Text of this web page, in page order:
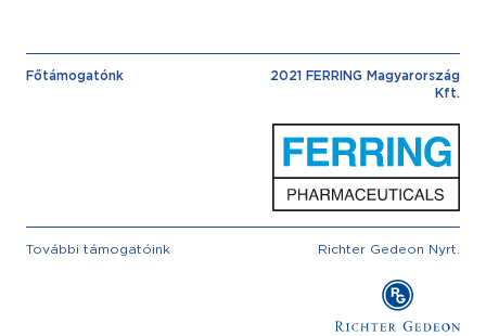
Főtámogatónk
2021 FERRING Magyarország
Kft.
További támogatóink Richter Gedeon Nyrt.